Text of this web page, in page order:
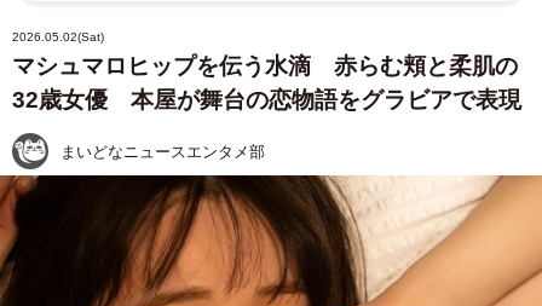
2026.05.02(Sat)
マシュマロヒップを伝う水滴 赤らむ頬と柔肌の
32歳女優 本屋が舞台の恋物語をグラビアで表現
まいどなニュースエンタメ部